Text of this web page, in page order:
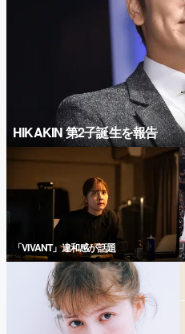
HIKAKIN 第2子誕生を報告
「VIVANT」違和感が話題